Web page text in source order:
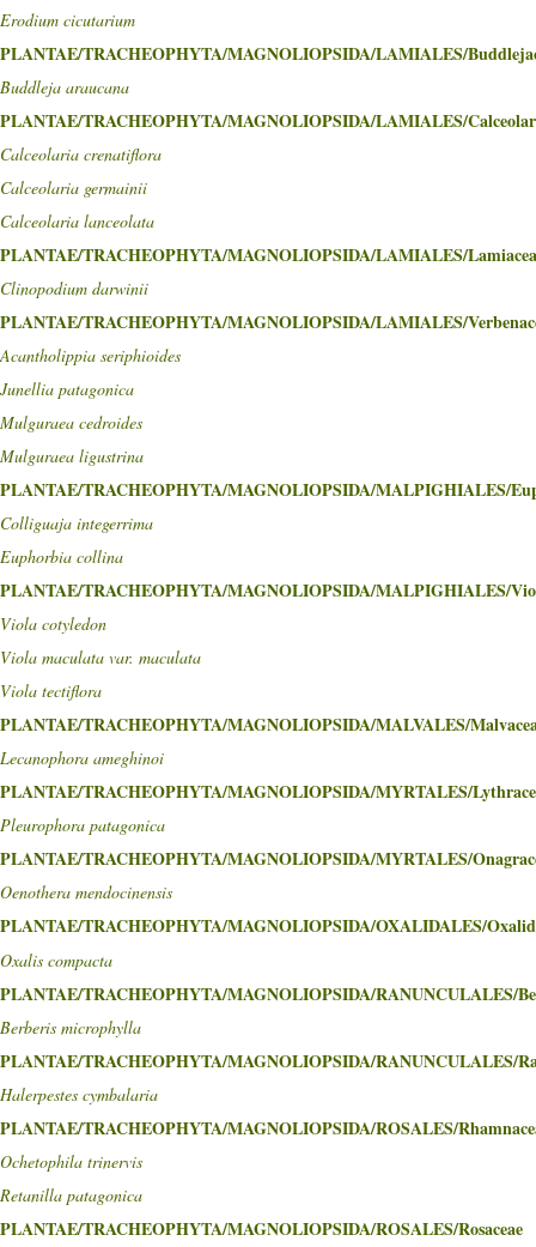
Erodium cicutarium
PLANTAE/TRACHEOPHYTA/MAGNOLIOPSIDA/LAMIALES/
Buddleja araucana
PLANTAE/TRACHEOPHYTA/MAGNOLIOPSIDA/LAMIALES/
Calceolaria crenatiflora
Calceolaria germainii
Calceolaria lanceolata
PLANTAE/TRACHEOPHYTA/MAGNOLIOPSIDA/LAMIALES/
Clinopodium darwinii
PLANTAE/TRACHEOPHYTA/MAGNOLIOPSIDA/LAMIALES/
Acantholippia seriphioides
Junellia patagonica
Mulguraea cedroides
Mulguraea ligustrina
PLANTAE/TRACHEOPHYTA/MAGNOLIOPSIDA/MALPIGHIALES/
Colliguaja integerrima
Euphorbia collina
PLANTAE/TRACHEOPHYTA/MAGNOLIOPSIDA/MALPIGHIALES/
Viola cotyledon
Viola maculata var. maculata
Viola tectiflora
PLANTAE/TRACHEOPHYTA/MAGNOLIOPSIDA/MALVALES/
Lecanophora ameghinoi
PLANTAE/TRACHEOPHYTA/MAGNOLIOPSIDA/MYRTALES/
Pleurophora patagonica
PLANTAE/TRACHEOPHYTA/MAGNOLIOPSIDA/MYRTALES/
Oenothera mendocinensis
PLANTAE/TRACHEOPHYTA/MAGNOLIOPSIDA/OXALIDALES/
Oxalis compacta
PLANTAE/TRACHEOPHYTA/MAGNOLIOPSIDA/RANUNCULALES/
Berberis microphylla
PLANTAE/TRACHEOPHYTA/MAGNOLIOPSIDA/RANUNCULALES/
Halerpestes cymbalaria
PLANTAE/TRACHEOPHYTA/MAGNOLIOPSIDA/ROSALES/
Ochetophila trinervis
Retanilla patagonica
PLANTAE/TRACHEOPHYTA/MAGNOLIOPSIDA/ROSALES/Rosaceae